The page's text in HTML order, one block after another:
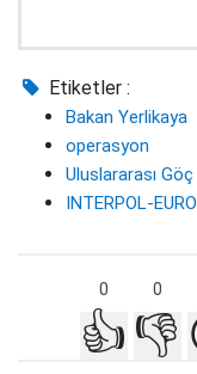
Etiketler :
Bakan Yerlikaya
operasyon
Uluslararası
INTERPOL-
0 0
👍 👎